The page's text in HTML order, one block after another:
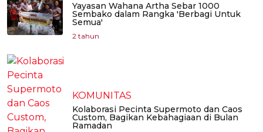
Yayasan Wahana Artha Sebar 1000
Sembako dalam Rangka 'Berbagi Untuk
Semua'
2 tahun
KOMUNITAS
Kolaborasi Pecinta Supermoto dan Caos
Custom, Bagikan Kebahagiaan di Bulan
Ramadan